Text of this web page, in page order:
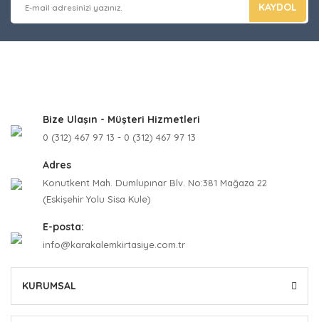
KAYDOL
Bize Ulaşın - Müşteri Hizmetleri
0 (312) 467 97 13 - 0 (312) 467 97 13
Adres
Konutkent Mah. Dumlupınar Blv. No:381 Mağaza 22
(Eskişehir Yolu Sisa Kule)
E-posta:
info@karakalemkirtasiye.com.tr
KURUMSAL